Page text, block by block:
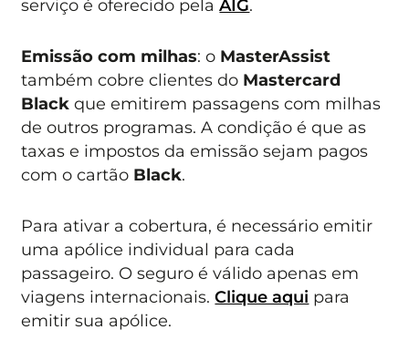
serviço é oferecido pelaAIG.
Emissão com milhas: o MasterAssist
também cobre clientes do Mastercard
Black que emitirem passagens com milhas
de outros programas. A condição é que as
taxas e impostos da emissão sejam pagos
com o cartão Black.
Para ativar a cobertura, é necessário emitir
uma apólice individual para cada
passageiro. O seguro é válido apenas em
viagens internacionais.Clique aqui para
emitir sua apólice.